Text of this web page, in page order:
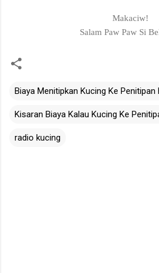
Makaciw!
Salam Paw Paw Si
Biaya Menitipkan Kucing Ke Penitipan
Kisaran Biaya Kalau Kucing Ke
radio kucing